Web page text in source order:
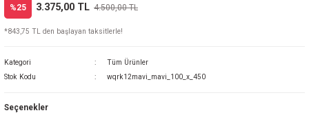
%25 3.375,00 TL 4.500,00 TL
*843,75 TL den başlayan taksitlerle!
Kategori
Tüm Ürünler
Stok Kodu
wqrk12mavi_mavi_100_x_450
Seçenekler